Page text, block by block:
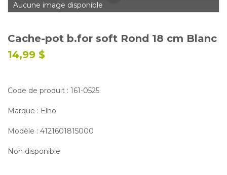
Service à la clientèle
Nous joindre
Aucune image disponible
Cache-pot b.for soft Rond 18 cm Blanc
14,99 $
Code de produit : 161-0525
Marque : Elho
Modèle : 4121601815000
Non disponible